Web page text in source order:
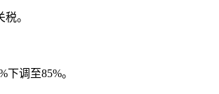
。
调至85%。